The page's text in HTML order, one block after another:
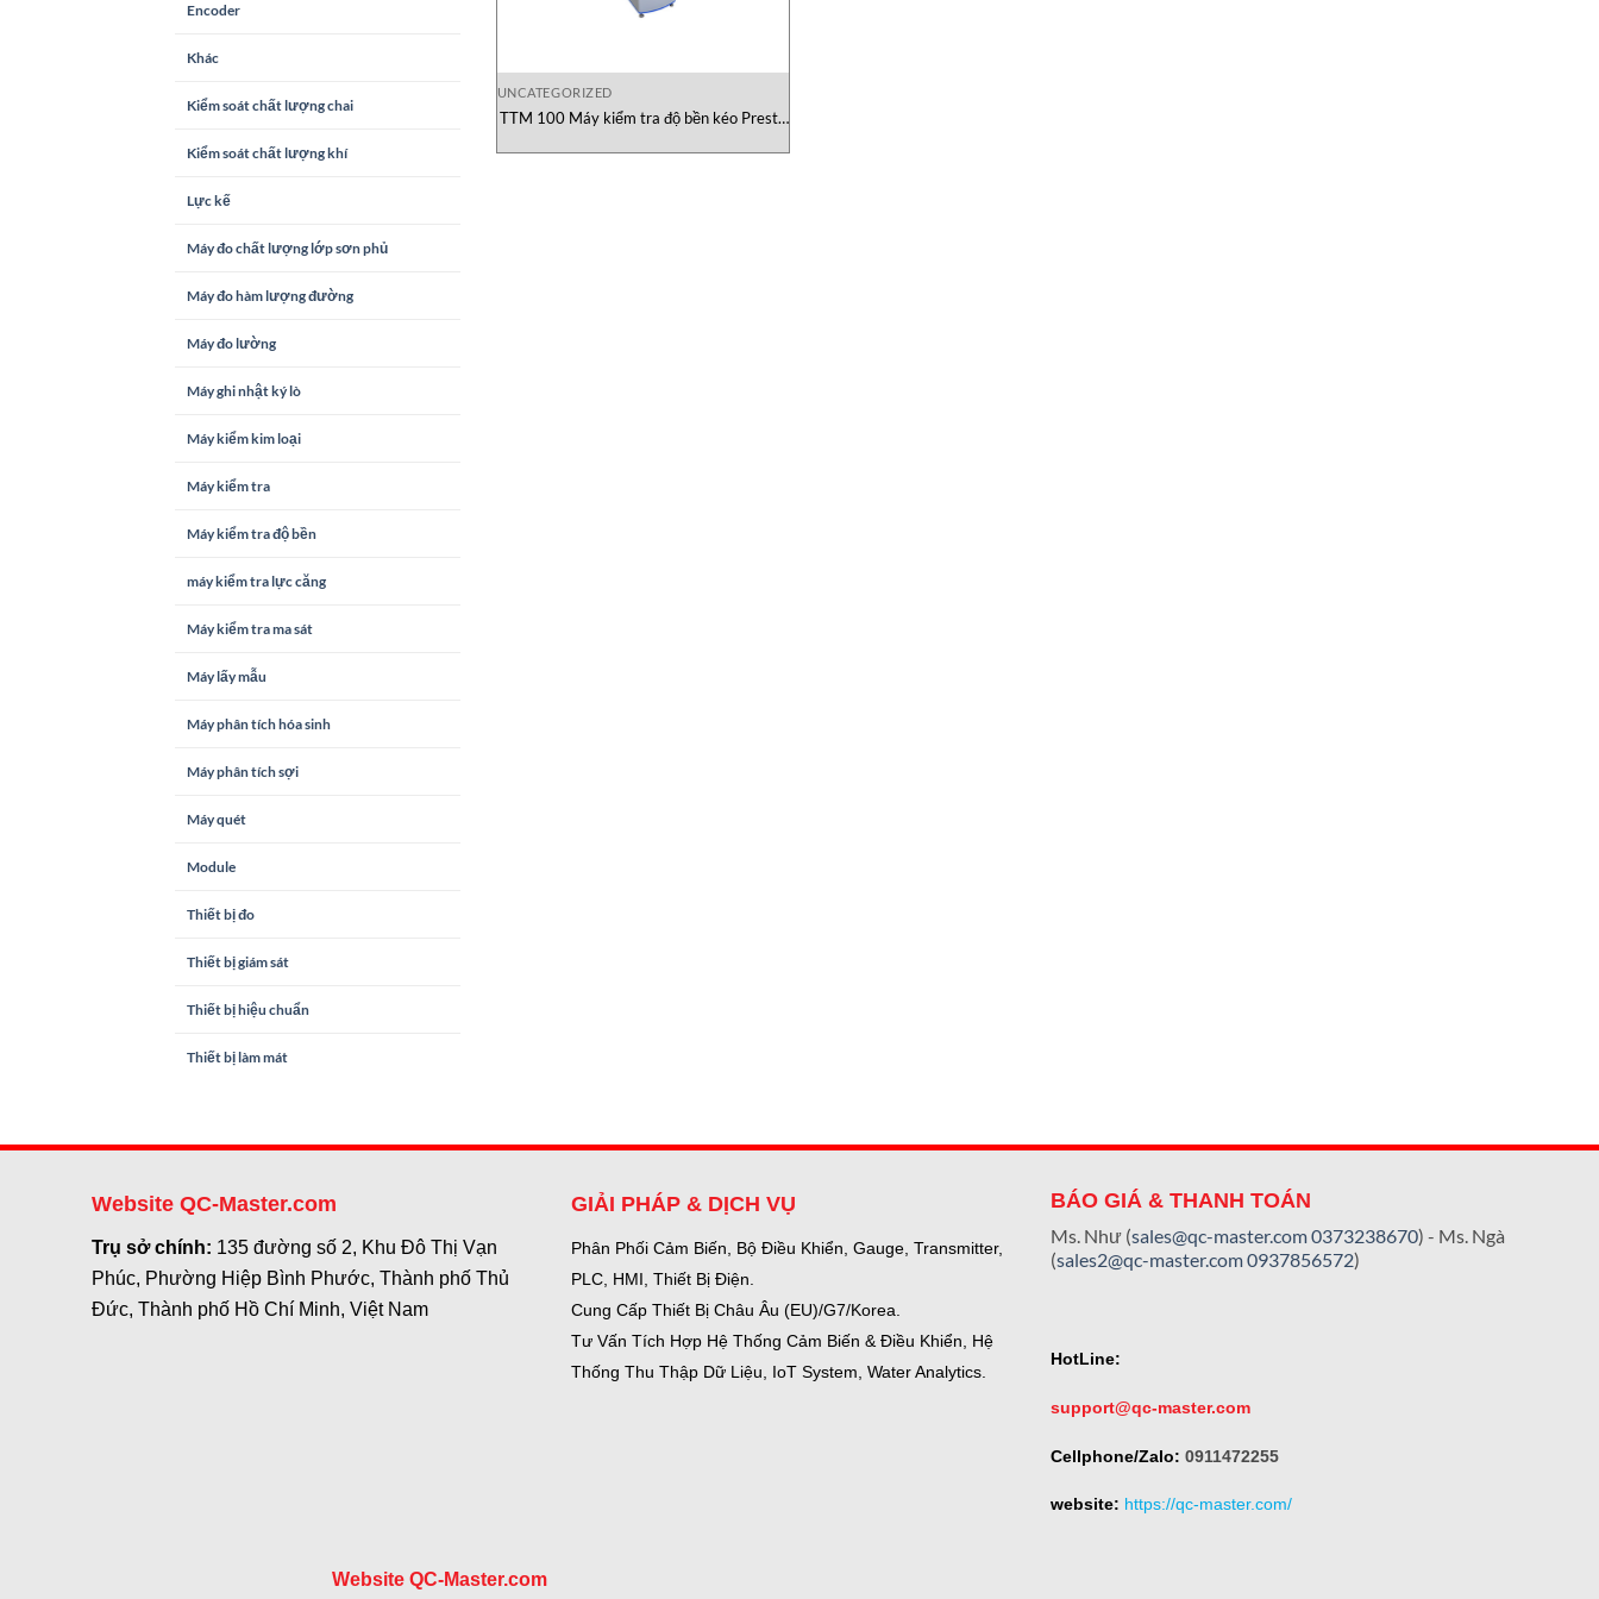
Encoder
Khác
Kiểm soát chất lượng chai
Kiểm soát chất lượng khí
Lực kế
Máy đo chất lượng lớp sơn phủ
Máy đo hàm lượng đường
Máy đo lường
Máy ghi nhật ký lò
Máy kiểm kim loại
Máy kiểm tra
Máy kiểm tra độ bền
máy kiểm tra lực căng
Máy kiểm tra ma sát
Máy lấy mẫu
Máy phân tích hóa sinh
Máy phân tích sợi
Máy quét
Module
Thiết bị đo
Thiết bị giám sát
Thiết bị hiệu chuẩn
Thiết bị làm mát
UNCATEGORIZED
TTM 100 Máy kiểm tra độ bền kéo Presto
Website QC-Master.com
Trụ sở chính: 135 đường số 2, Khu Đô Thị Vạn
Phúc, Phường Hiệp Bình Phước, Thành phố Thủ
Đức, Thành phố Hồ Chí Minh, Việt Nam
GIẢI PHÁP & DỊCH VỤ
Phân Phối Cảm Biến, Bộ Điều Khiển, Gauge, Transmitter,
PLC, HMI, Thiết Bị Điện.
Cung Cấp Thiết Bị Châu Âu (EU)/G7/Korea.
Tư Vấn Tích Hợp Hệ Thống Cảm Biến & Điều Khiển, Hệ
Thống Thu Thập Dữ Liệu, IoT System, Water Analytics.
BÁO GIÁ & THANH TOÁN
Ms. Như (sales@qc-master.com0373238670) - Ms. Ngà
(sales2@qc-master.com0937856572)
HotLine:
support@qc-master.com
Cellphone/Zalo: 0911472255
website: https://qc-master.com/
Website QC-Master.com